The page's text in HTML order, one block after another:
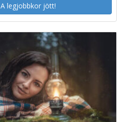
A legjobbkor jött!